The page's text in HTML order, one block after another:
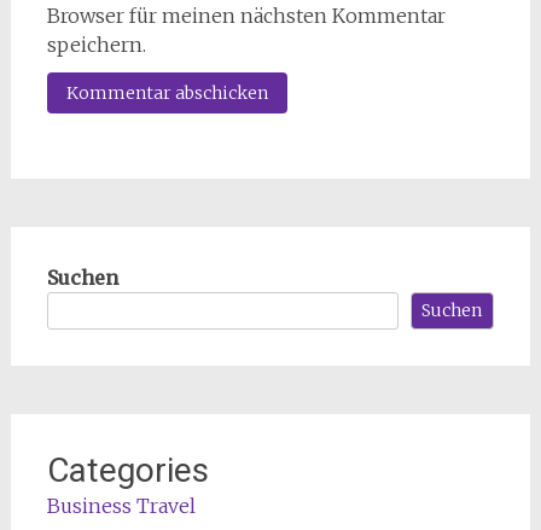
Browser für meinen nächsten Kommentar
speichern.
Suchen
Suchen
Categories
Business Travel